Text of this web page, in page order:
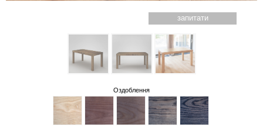
запитати
Оздоблення